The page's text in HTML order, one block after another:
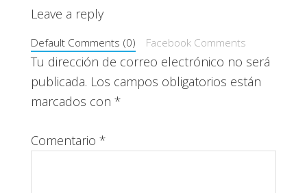
Interacciones
con
los
lectores
Leave a reply
Default Comments (0) Facebook Comments
Tu dirección de correo electrónico no será
publicada. Los campos obligatorios están
marcados con *
Comentario *